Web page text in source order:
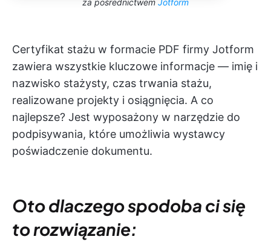
Certyfikat stażu w formacie PDF firmy Jotform
zawiera wszystkie kluczowe informacje — imię i
nazwisko stażysty, czas trwania stażu,
realizowane projekty i osiągnięcia. A co
najlepsze? Jest wyposażony w narzędzie do
podpisywania, które umożliwia wystawcy
poświadczenie dokumentu.
Oto dlaczego spodoba ci się
to rozwiązanie: